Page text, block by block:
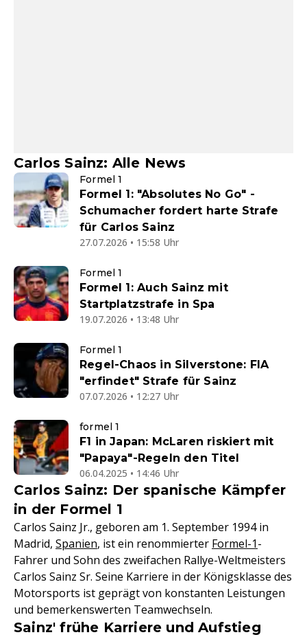
Carlos Sainz: Alle News
Formel 1
Formel 1: "Absolutes No Go" -
Schumacher fordert harte Strafe
für Carlos Sainz
27.07.2026 • 15:58 Uhr
Formel 1
Formel 1: Auch Sainz mit
Startplatzstrafe in Spa
19.07.2026 • 13:48 Uhr
Formel 1
Regel-Chaos in Silverstone: FIA
"erfindet" Strafe für Sainz
07.07.2026 • 12:27 Uhr
formel 1
F1 in Japan: McLaren riskiert mit
"Papaya"-Regeln den Titel
06.04.2025 • 14:46 Uhr
Carlos Sainz: Der spanische Kämpfer
in der Formel 1
Carlos Sainz Jr., geboren am 1. September 1994 in
Madrid, Spanien, ist ein renommierter Formel-1-
Fahrer und Sohn des zweifachen Rallye-Weltmeisters
Carlos Sainz Sr. Seine Karriere in der Königsklasse des
Motorsports ist geprägt von konstanten Leistungen
und bemerkenswerten Teamwechseln.
Sainz' frühe Karriere und Aufstieg